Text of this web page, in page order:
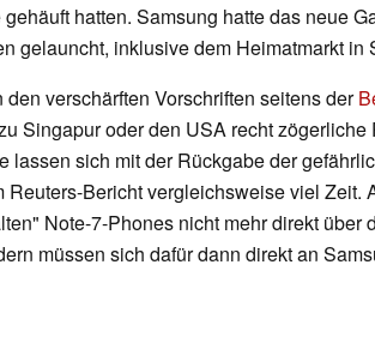
hatten. Samsung hatte das neue
gelauncht, inklusive dem Heimatmarkt in
verschärften Vorschriften seitens der
Singapur oder den USA recht zögerliche
lassen sich mit der Rückgabe der
Bericht vergleichsweise viel Zeit.
Note-7-Phones nicht mehr direkt über
müssen sich dafür dann direkt an